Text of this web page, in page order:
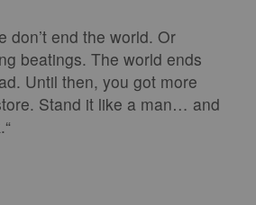
don’t end the world. Or
beatings. The world ends
Until then, you got more
Stand it like a man… and